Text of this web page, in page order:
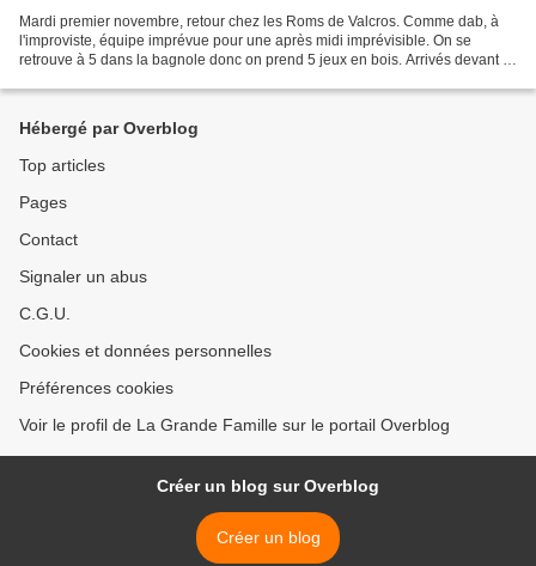
Mardi premier novembre, retour chez les Roms de Valcros. Comme dab, à
l'improviste, équipe imprévue pour une après midi imprévisible. On se
retrouve à 5 dans la bagnole donc on prend 5 jeux en bois. Arrivés devant le
Hébergé par Overblog
Top articles
Pages
Contact
Signaler un abus
C.G.U.
Cookies et données personnelles
Préférences cookies
Voir le profil de La Grande Famille sur le portail Overblog
Créer un blog sur Overblog
Créer un blog